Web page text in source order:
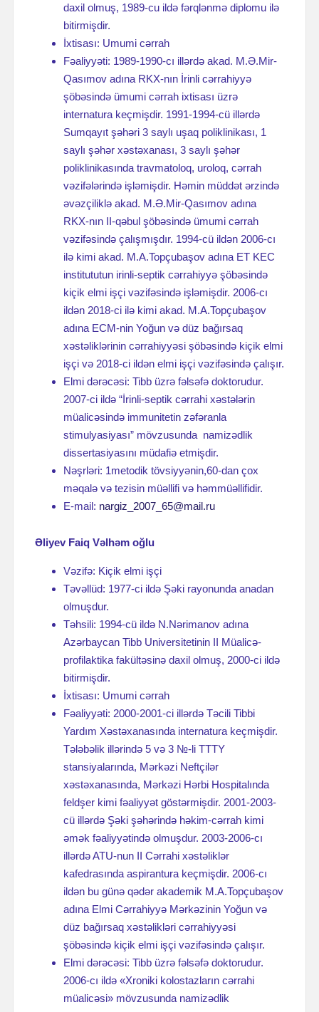
daxil olmuş, 1989-cu ildə fərqlənmə diplomu ilə
bitirmişdir.
İxtisası: Umumi cərrah
Fəaliyyəti: 1989-1990-cı illərdə akad. M.Ə.Mir-
Qasımov adına RKX-nın İrinli cərrahiyyə
şöbəsində ümumi cərrah ixtisası üzrə
internatura keçmişdir. 1991-1994-cü illərdə
Sumqayıt şəhəri 3 saylı uşaq poliklinikası, 1
saylı şəhər xəstəxanası, 3 saylı şəhər
poliklinikasında travmatoloq, uroloq, cərrah
vəzifələrində işləmişdir. Həmin müddət ərzində
əvəzçiliklə akad. M.Ə.Mir-Qasımov adına
RKX-nın II-qəbul şöbəsində ümumi cərrah
vəzifəsində çalışmışdır. 1994-cü ildən 2006-cı
ilə kimi akad. M.A.Topçubaşov adına ET KEC
institututun irinli-septik cərrahiyyə şöbəsində
kiçik elmi işçi vəzifəsində işləmişdir. 2006-cı
ildən 2018-ci ilə kimi akad. M.A.Topçubaşov
adına ECM-nin Yoğun və düz bağırsaq
xəstəliklərinin cərrahiyyəsi şöbəsində kiçik elmi
işçi və 2018-ci ildən elmi işçi vəzifəsində çalışır.
Elmi dərəcəsi: Tibb üzrə fəlsəfə doktorudur.
2007-ci ildə “İrinli-septik cərrahi xəstələrin
müalicəsində immunitetin zəfəranla
stimulyasiyası” mövzusunda namizədlik
dissertasiyasını müdafiə etmişdir.
Nəşrləri: 1metodik tövsiyyənin,60-dan çox
məqalə və tezisin müəllifi və həmmüəllifidir.
E-mail: nargiz_2007_65@mail.ru
Əliyev Faiq Vəlhəm oğlu
Vəzifə: Kiçik elmi işçi
Təvəllüd: 1977-ci ildə Şəki rayonunda anadan
olmuşdur.
Təhsili: 1994-cü ildə N.Nərimanov adına
Azərbaycan Tibb Universitetinin II Müalicə-
profilaktika fakültəsinə daxil olmuş, 2000-ci ildə
bitirmişdir.
İxtisası: Umumi cərrah
Fəaliyyəti: 2000-2001-ci illərdə Təcili Tibbi
Yardım Xəstəxanasında internatura keçmişdir.
Tələbəlik illərində 5 və 3 №-li TTTY
stansiyalarında, Mərkəzi Neftçilər
xəstəxanasında, Mərkəzi Hərbi Hospitalında
feldşer kimi fəaliyyət göstərmişdir. 2001-2003-
cü illərdə Şəki şəhərində həkim-cərrah kimi
əmək fəaliyyətində olmuşdur. 2003-2006-cı
illərdə ATU-nun II Cərrahi xəstəliklər
kafedrasında aspirantura keçmişdir. 2006-cı
ildən bu günə qədər akademik M.A.Topçubaşov
adına Elmi Cərrahiyyə Mərkəzinin Yoğun və
düz bağırsaq xəstəlikləri cərrahiyyəsi
şöbəsində kiçik elmi işçi vəzifəsində çalışır.
Elmi dərəcəsi: Tibb üzrə fəlsəfə doktorudur.
2006-cı ildə «Xroniki kolostazların cərrahi
müalicəsi» mövzusunda namizədlik